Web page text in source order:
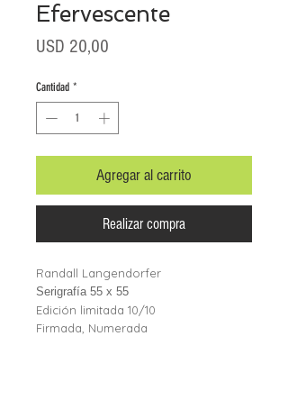
Efervescente
USD 20,00
Cantidad *
Agregar al carrito
Realizar compra
Randall Langendorfer
Serigrafía 55 x 55
Edición limitada 10/10
Firmada, Numerada